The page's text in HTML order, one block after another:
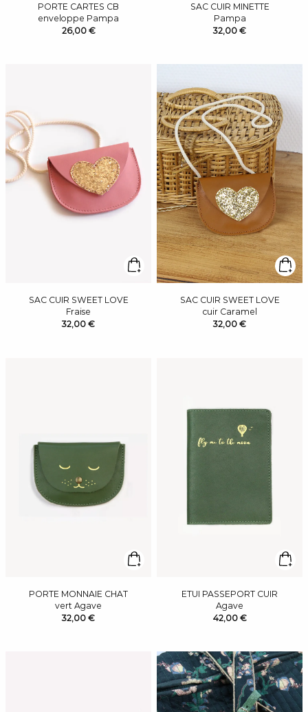
PORTE CARTES CB
enveloppe Pampa
26,00 €
SAC CUIR MINETTE
Pampa
32,00 €
SAC CUIR SWEET LOVE
Fraise
32,00 €
SAC CUIR SWEET LOVE
cuir Caramel
32,00 €
PORTE MONNAIE CHAT
vert Agave
32,00 €
ETUI PASSEPORT CUIR
Agave
42,00 €